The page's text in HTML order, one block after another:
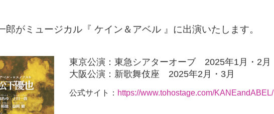
郎がミュージカル『 ケイン＆アベル 』に出演いたします。
東京公演：東急シアターオーブ 2025年1月・2月
大阪公演：新歌舞伎座 2025年2月・3月
公式サイト： https://www.tohostage.com/KANEandABEL/